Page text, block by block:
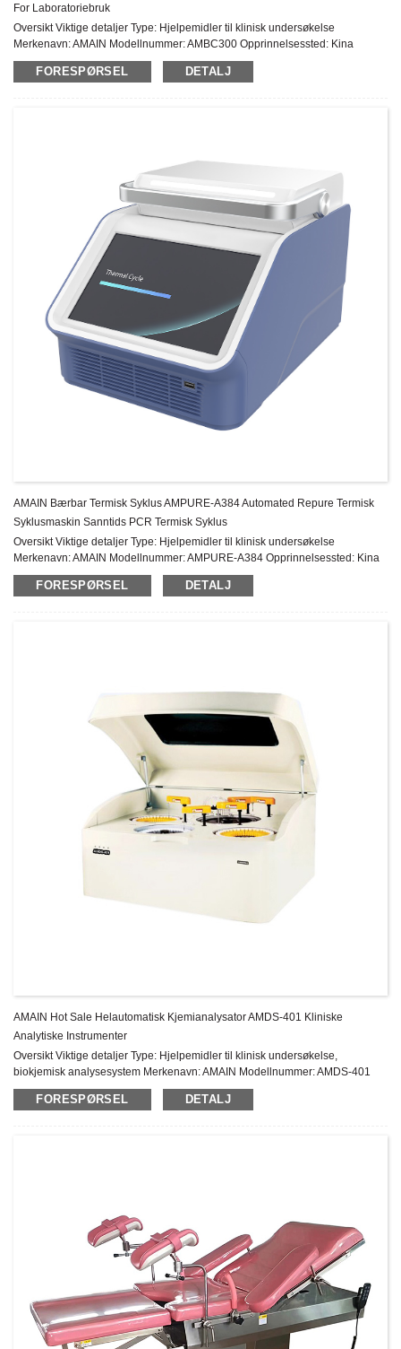
For Laboratoriebruk
Oversikt Viktige detaljer Type: Hjelpemidler til klinisk undersøkelse
Merkenavn: AMAIN Modellnummer: AMBC300 Opprinnelsessted: Kina
Instrumentklassifisering: Klasse II Garanti: 1 års ettersalgsservice: Online
teknisk støtte ...
FORESPØRSEL DETALJ
AMAIN Bærbar Termisk Syklus AMPURE-A384 Automated Repure Termisk
Syklusmaskin Sanntids PCR Termisk Syklus
Oversikt Viktige detaljer Type: Hjelpemidler til klinisk undersøkelse
Merkenavn: AMAIN Modellnummer: AMPURE-A384 Opprinnelsessted: Kina
Instrumentklassifisering: Klasse II Garanti: 2 år Ettersalgsservice: Online
teknisk støtte ...
FORESPØRSEL DETALJ
AMAIN Hot Sale Helautomatisk Kjemianalysator AMDS-401 Kliniske
Analytiske Instrumenter
Oversikt Viktige detaljer Type: Hjelpemidler til klinisk undersøkelse,
biokjemisk analysesystem Merkenavn: AMAIN Modellnummer: AMDS-401
Opprinnelsessted: Kina Instrumentklassifisering: Klasse II Garanti: 1 års
ettersalgsservice: På...
FORESPØRSEL DETALJ